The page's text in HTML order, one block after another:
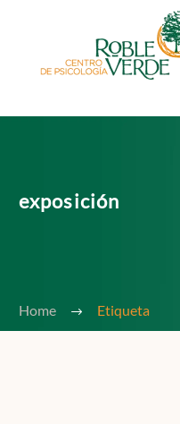
exposición
Home Etiqueta